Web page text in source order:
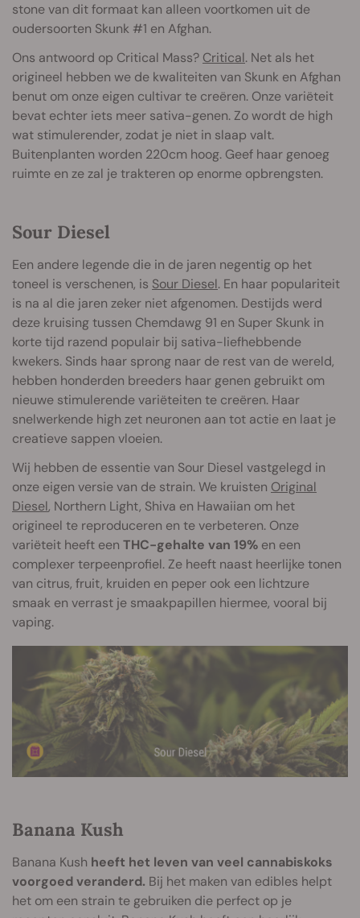
stone van dit formaat kan alleen voortkomen uit de
oudersoorten Skunk #1 en Afghan.
Ons antwoord op Critical Mass? Critical. Net als het
origineel hebben we de kwaliteiten van Skunk en Afghan
benut om onze eigen cultivar te creëren. Onze variëteit
bevat echter iets meer sativa-genen. Zo wordt de high
wat stimulerender, zodat je niet in slaap valt.
Buitenplanten worden 220cm hoog. Geef haar genoeg
ruimte en ze zal je trakteren op enorme opbrengsten.
Sour Diesel
Een andere legende die in de jaren negentig op het
toneel is verschenen, is Sour Diesel. En haar populariteit
is na al die jaren zeker niet afgenomen. Destijds werd
deze kruising tussen Chemdawg 91 en Super Skunk in
korte tijd razend populair bij sativa-liefhebbende
kwekers. Sinds haar sprong naar de rest van de wereld,
hebben honderden breeders haar genen gebruikt om
nieuwe stimulerende variëteiten te creëren. Haar
snelwerkende high zet neuronen aan tot actie en laat je
creatieve sappen vloeien.
Wij hebben de essentie van Sour Diesel vastgelegd in
onze eigen versie van de strain. We kruisten Original
Diesel, Northern Light, Shiva en Hawaiian om het
origineel te reproduceren en te verbeteren. Onze
variëteit heeft een THC-gehalte van 19% en een
complexer terpeenprofiel. Ze heeft naast heerlijke tonen
van citrus, fruit, kruiden en peper ook een lichtzure
smaak en verrast je smaakpapillen hiermee, vooral bij
vaping.
Banana Kush
Banana Kush heeft het leven van veel cannabiskoks
voorgoed veranderd. Bij het maken van edibles helpt
het om een strain te gebruiken die perfect op je